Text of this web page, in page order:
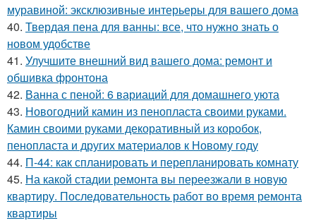
муравиной: эксклюзивные интерьеры для вашего дома
40. Твердая пена для ванны: все, что нужно знать о
новом удобстве
41. Улучшите внешний вид вашего дома: ремонт и
обшивка фронтона
42. Ванна с пеной: 6 вариаций для домашнего уюта
43. Новогодний камин из пенопласта своими руками.
Камин своими руками декоративный из коробок,
пенопласта и других материалов к Новому году
44. П-44: как спланировать и перепланировать комнату
45. На какой стадии ремонта вы переезжали в новую
квартиру. Последовательность работ во время ремонта
квартиры